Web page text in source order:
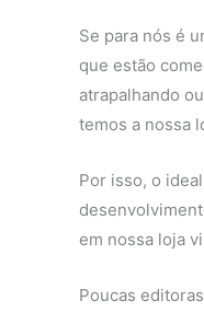
Se para nós é
que estão
atrapalhando
temos a nossa
Por isso, o
em nossa loja
Poucas